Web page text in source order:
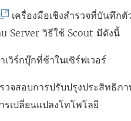
ต่
า
ใ
เครื่องมือเชิงสำรวจที่บันทึก
Server วิธีใช้ Scout มีดังนี้
เวิร์กบุ๊กที่ช้าในเซิร์ฟเวอร์
วจสอบการปรับปรุงประสิทธิภ
รเปลี่ยนแปลงโทโพโลยี